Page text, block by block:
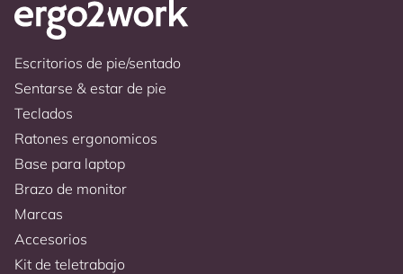
Escritorios de pie/sentado
Sentarse & estar de pie
Teclados
Ratones ergonomicos
Base para laptop
Brazo de monitor
Marcas
Accesorios
Kit de teletrabajo